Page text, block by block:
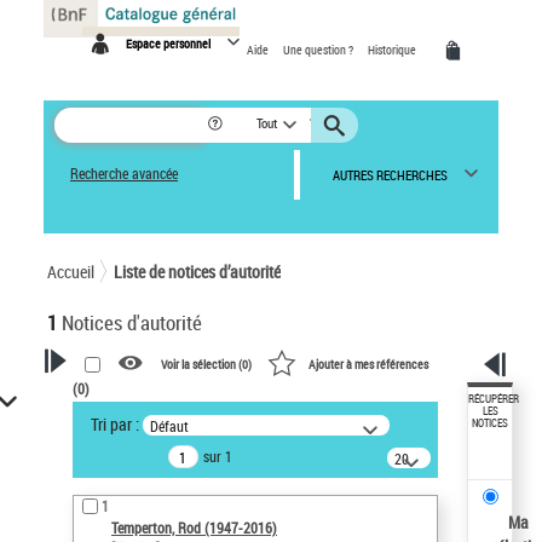
Espace personnel Aide Une question ? Historique
Tout
Recherche avancée AUTRES RECHERCHES
Accueil Liste de notices d’autorité
1 Notices d'autorité
VOTRE RECHERCHE
Recherche avancée dans les
notices d’autorité
Œuvres liées à l'auteur :
Temperton, Rod (1947-2016)
Voir la sélection (0) Ajouter à mes références
(0)
Tri par : Défaut
sur 1
20
résultats/page
1
Temperton, Rod (1947-2016)
RÉCUPÉRER
LES
NOTICES
Ma
Panneau de gestion des cookies